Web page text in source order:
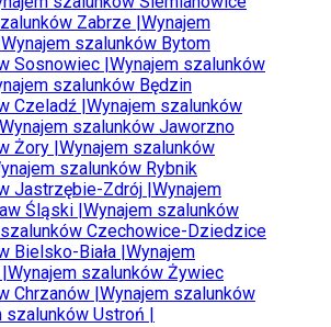
Zabrze Wynajem
Wynajem szalunków Bytom
Sosnowiec Wynajem szalunków
szalunków Będzin
Czeladź Wynajem szalunków
Wynajem szalunków Jaworzno
Żory Wynajem szalunków
szalunków Rybnik
Jastrzębie-Zdrój Wynajem
Śląski Wynajem szalunków
Czechowice-Dziedzice
Bielsko-Biała Wynajem
Wynajem szalunków Żywiec
Chrzanów Wynajem szalunków
szalunków Ustroń